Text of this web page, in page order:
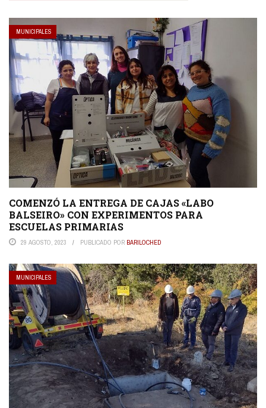
MUNICIPALES
COMENZÓ LA ENTREGA DE CAJAS «LABO
BALSEIRO» CON EXPERIMENTOS PARA
ESCUELAS PRIMARIAS
29 AGOSTO, 2023 PUBLICADO POR BARILOCHED
MUNICIPALES